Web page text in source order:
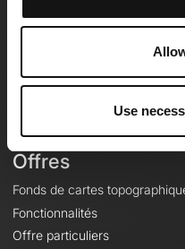
Use
À propos
Offres
Fonds de cartes
Fonctionnalités
Offre particuliers